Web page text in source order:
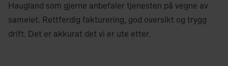
Haugland som gjerne anbefaler tjenesten på vegne av
sameiet. Rettferdig fakturering, god oversikt og trygg
drift. Det er akkurat det vi er ute etter.